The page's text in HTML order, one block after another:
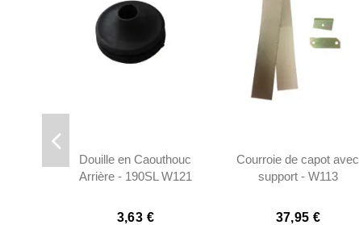
Douille en Caouthouc
Arrière - 190SL W121
3,63 €
Courroie de capot avec
support - W113
37,95 €